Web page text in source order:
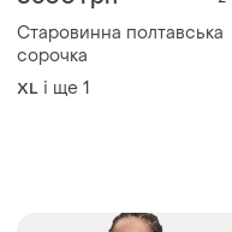
Сорочка polo ralph lauren